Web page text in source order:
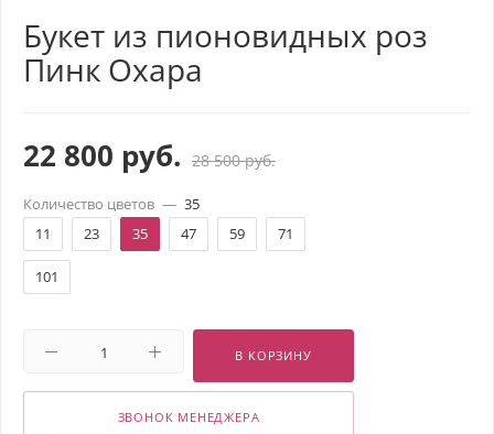
Букет из пионовидных роз
Пинк Охара
22 800 руб. 28 500руб.
Количество цветов — 35
11
23 35 47 59 71
101
В КОРЗИНУ
ЗВОНОК МЕНЕДЖЕРА